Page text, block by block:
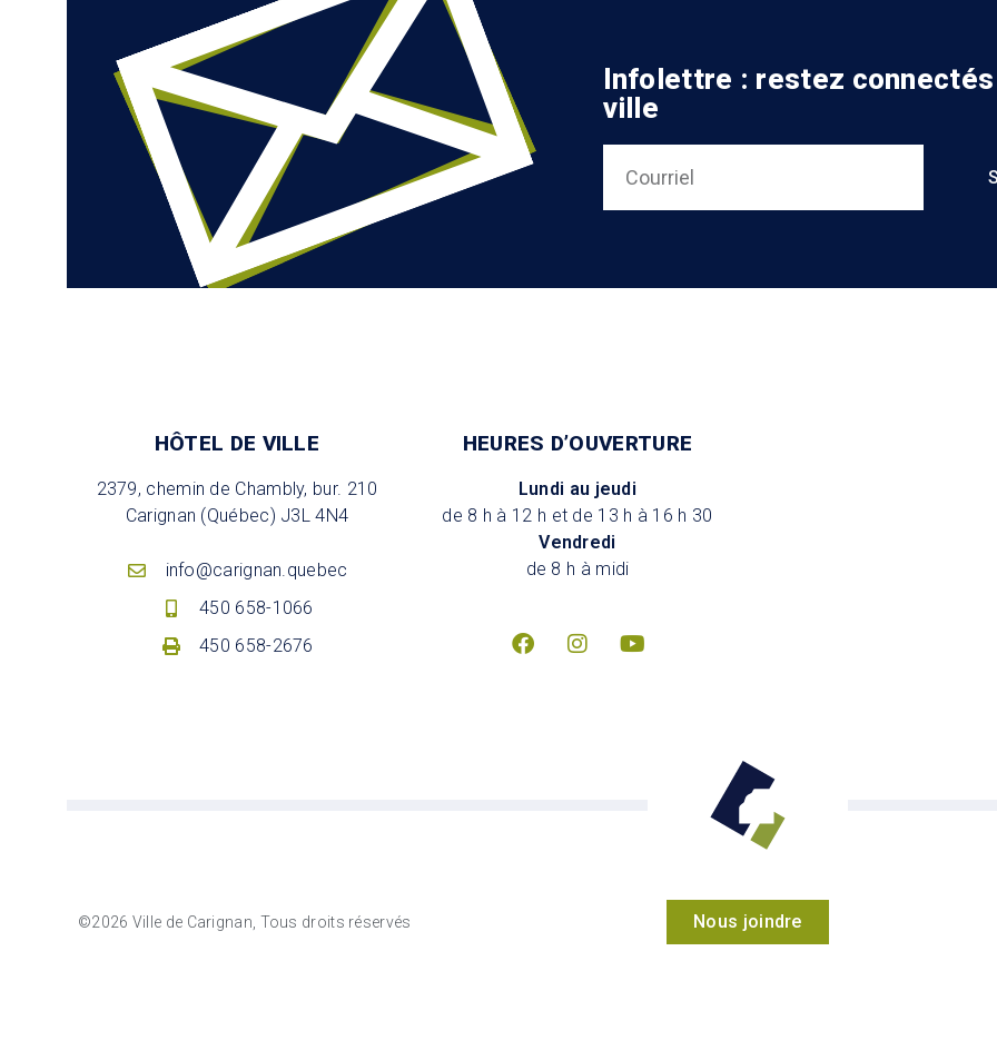
Infolettre : restez
ville
HÔTEL DE VILLE
2379, chemin de Chambly, bur. 210
Carignan (Québec) J3L 4N4
info@carignan.quebec
450 658-1066
450 658-2676
HEURES D’OUVERTURE
Lundi au jeudi
de 8 h à 12 h et de 13 h à 16 h 30
Vendredi
de 8 h à midi
©2026 Ville de Carignan, Tous droits réservés Nous joindre